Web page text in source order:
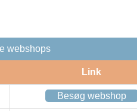
webshops
Link
Besøg webshop